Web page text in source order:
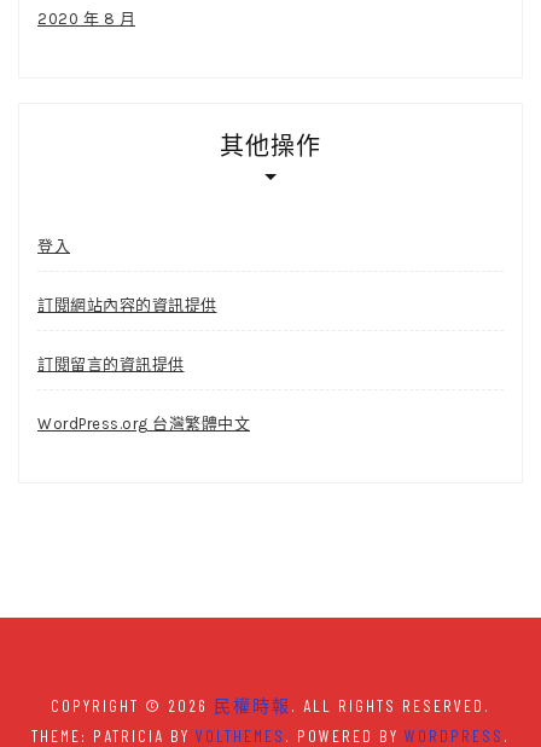
2020 年 8 月
其他操作
登入
訂閱網站內容的資訊提供
訂閱留言的資訊提供
WordPress.org 台灣繁體中文
COPYRIGHT © 2026 民權時報 . ALL RIGHTS RESERVED.
THEME: PATRICIA BY VOLTHEMES . POWERED BY WORDPRESS .